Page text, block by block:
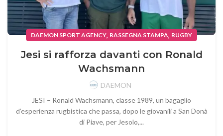
DAEMON SPORT AGENCY, RASSEGNA STAMPA, RUGBY
Jesi si rafforza davanti con Ronald
Wachsmann
DAEMON
JESI – Ronald Wachsmann, classe 1989, un bagaglio
d’esperienza rugbistica che passa, dopo le giovanili a San Donà
di Piave, per Jesolo,...